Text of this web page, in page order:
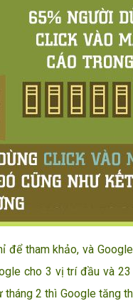
tham khảo, và
cho 3 vị trí đầu và
2 thì Google tăng